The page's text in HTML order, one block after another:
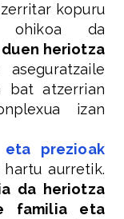
kopuru
da
heriotza
bat atzerrian
izan
eta prezioak
aurretik.
da heriotza
familia eta